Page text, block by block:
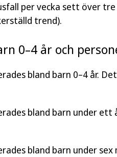
per vecka sett över tre
trend).
0–4 år och
bland barn 0–4 år.
bland barn under
bland barn under